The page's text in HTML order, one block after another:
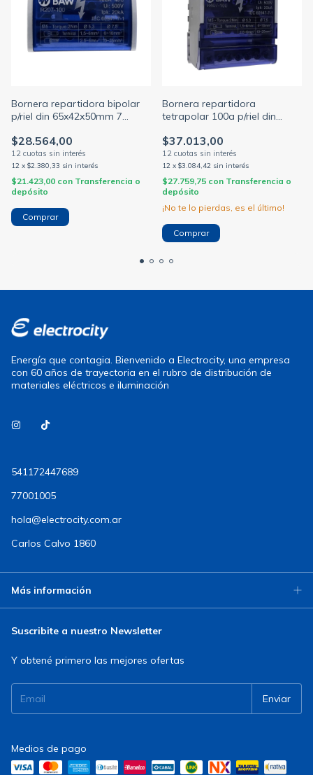
Bornera repartidora bipolar
p/riel din 65x42x50mm 7
$28.564,00
12 x $2.380,33 sin interés
$21.423,00 con Transferencia o
depósito
Bornera repartidora
tetrapolar 100a p/riel din
$37.013,00
12 x $3.084,42 sin interés
$27.759,75 con Transferencia o
depósito
¡No te lo pierdas, es el último!
Energía que contagia. Bienvenido a Electrocity, una empresa
con 60 años de trayectoria en el rubro de distribución de
materiales eléctricos e iluminación
541172447689
77001005
hola@electrocity.com.ar
Carlos Calvo 1860
Más información
Suscribite a nuestro Newsletter
Y obtené primero las mejores ofertas
Medios de pago